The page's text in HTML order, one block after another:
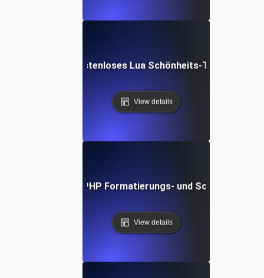
Kostenloses Lua Schönheits-Tool
View details
Kostenloses PHP Formatierungs- und Schönheits-
View details